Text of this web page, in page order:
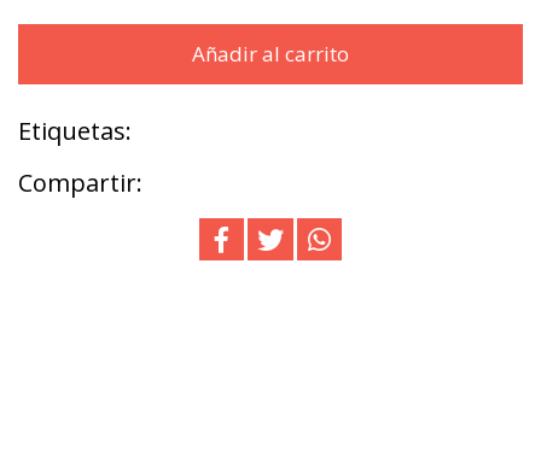
Añadir al carrito
Etiquetas:
Compartir: